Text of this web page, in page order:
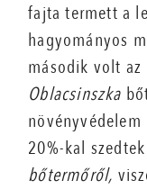
fajta termett a
hagyományos
második volt az
Oblacsinszka
20%-kal
bőtermőről,